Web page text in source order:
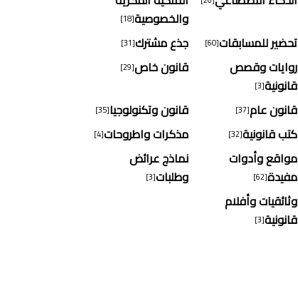
والخصوصية[18]
تحضير للمسابقات[60] جذع مشترك[31]
روايات وقصص
قانونية[3]
قانون خاص[29]
قانون عام[37] قانون وتكنولوجيا[35]
كتب قانونية[32] مذكرات واطروحات[4]
مواقع وأدوات
مفيدة[62]
نماذج عرائض
وطلبات[3]
وثائقيات وأفلام
قانونية[3]